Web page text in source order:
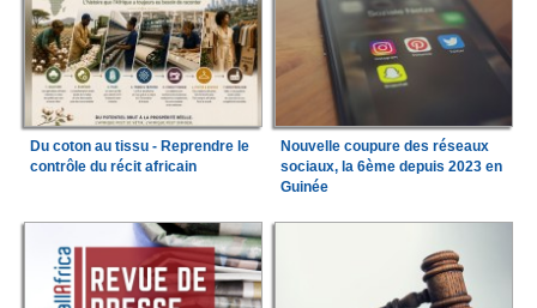
Du coton au tissu - Reprendre le
contrôle du récit africain
Nouvelle coupure des réseaux
sociaux, la 6ème depuis 2023 en
Guinée